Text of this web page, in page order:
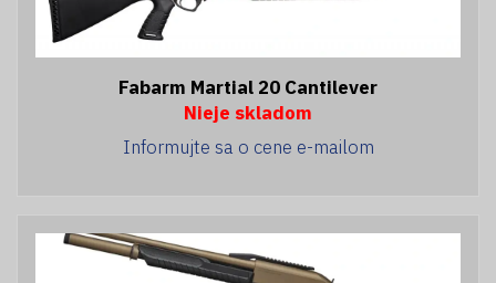
Fabarm Martial 20 Cantilever
Nieje skladom
Informujte sa o cene e-mailom